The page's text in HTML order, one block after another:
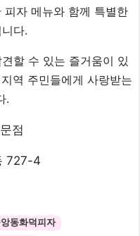
피자 메뉴와 함께 특별한
다.
할 수 있는 즐거움이 있
역 주민들에게 사랑받는
.
점
727-4
동화덕피자